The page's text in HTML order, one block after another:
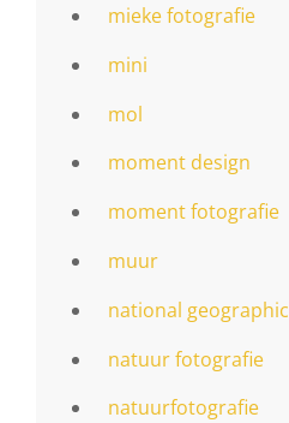
mieke fotografie
mini
mol
moment design
moment fotografie
muur
national geographic
natuur fotografie
natuurfotografie